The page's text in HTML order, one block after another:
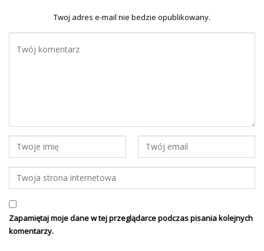
Twoj adres e-mail nie bedzie opublikowany.
Zapamiętaj moje dane w tej przeglądarce podczas pisania kolejnych
komentarzy.